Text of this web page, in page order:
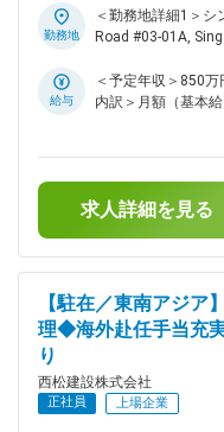
建設は、145年を
を強みに、日本の
役所など）を手掛
億円以上、成長投
手ゼネコンの安定基盤 ◎海
件の受注増に伴い
ン・バングラデシ
工管理業務をお任せいたします。
点： 海外の案件に
い方、大規模プロ
方などが活躍できる環境
非表示） 海外赴任
中心となる土木統
シンガポール（12
シュ（1～3名）、オース
同手当別） ・赴任
険・家賃手当・帰
勤務地
＜勤務地詳細1＞シ
Road #03-01A,
Legaspi Village,
Building 150
給与
＜予定年収＞850
内訳＞月額（基本
／35歳：967万／
を選択の場合はモ
金はあくまでも目
求人詳細を見る
【駐在／東南アジア
理◆海外赴任手当充
り
西松建設株式会社
正社員 上場企業